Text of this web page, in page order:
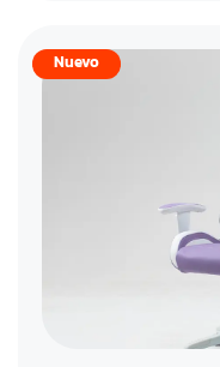
Nuevo